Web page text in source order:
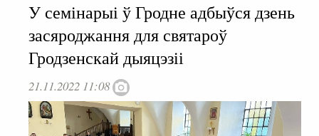
У семінарыі ў Гродне адбыўся дзень
засяроджання для святароў
Гродзенскай дыяцэзіі
21.11.2022 11:08